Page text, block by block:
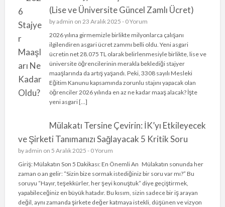
(Lise ve Üniversite Güncel Zamlı Ücret)
byadmin on 23 Aralık 2025 - 0 Yorum
2026 yılına girmemizle birlikte milyonlarca çalışanı
ilgilendiren asgari ücret zammı belli oldu. Yeni asgari
ücretin net 28.075 TL olarak belirlenmesiyle birlikte, lise ve
üniversite öğrencilerinin merakla beklediği stajyer
maaşlarında da artış yaşandı. Peki, 3308 sayılı Mesleki
Eğitim Kanunu kapsamında zorunlu stajını yapacak olan
öğrenciler 2026 yılında en az ne kadar maaş alacak? İşte
yeni asgari […]
Mülakatı Tersine Çevirin: İK’yı Etkileyecek
ve Şirketi Tanımanızı Sağlayacak 5 Kritik Soru
byadmin on 5 Aralık 2025 - 0 Yorum
Giriş: Mülakatın Son 5 Dakikası: En Önemli An Mülakatın sonunda her
zaman o an gelir: “Sizin bize sormak istediğiniz bir soru var mı?” Bu
soruyu “Hayır, teşekkürler, her şeyi konuştuk” diye geçiştirmek,
yapabileceğiniz en büyük hatadır. Bu kısım, sizin sadece bir iş arayan
değil, aynı zamanda şirkete değer katmaya istekli, düşünen ve vizyon